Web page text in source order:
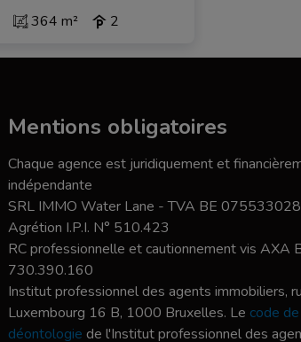
364 m² 2
Mentions obligatoires
Chaque agence est juridiquement et
indépendante
SRL IMMO Water Lane - TVA BE
Agrétion I.P.I. N° 510.423
RC professionnelle et cautionnement vis AXA
730.390.160
Institut professionnel des agents immobiliers,
Luxembourg 16 B, 1000 Bruxelles. Le code de
déontologie de l'Institut professionnel des